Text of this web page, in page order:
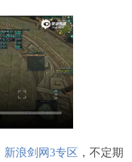
新浪剑网3专区 ，不定期